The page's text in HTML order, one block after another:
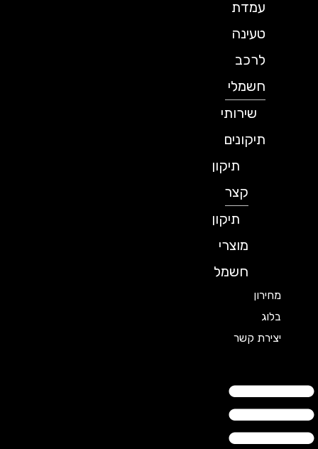
עמדת
טעינה
לרכב
חשמלי
שירותי
תיקונים
תיקון
תיקון
מוצרי
חשמל
מחירון
יצירת קשר